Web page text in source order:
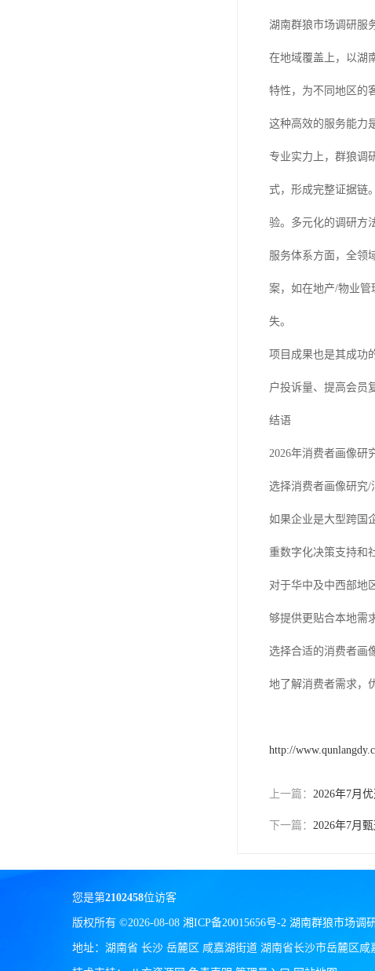
湖南群狼市场调研服
在地域覆盖上，以湖
特性，为不同地区的
这种高效的服务能力
专业实力上，群狼调
式，形成完整证据链
验。多元化的调研方
服务体系方面，全领
案，如在地产/物业
失。
项目成果也是其成功
户投诉量、提高会员
结语
2026年消费者画像研
选择消费者画像研究/
如果企业是大型跨国
重数字化决策支持和
对于华中及中西部地
够提供更贴合本地需
选择合适的消费者画
地了解消费者需求，
http://
上一篇： 2026年7月
下一篇： 2026年7月
您是第2102458位访客
版权所有 ©2026-08-08 湘ICP备20015656号-2 湖南群狼市场调
地址：湖南省 长沙 岳麓区 咸嘉湖街道 湖南省长沙市岳麓区咸